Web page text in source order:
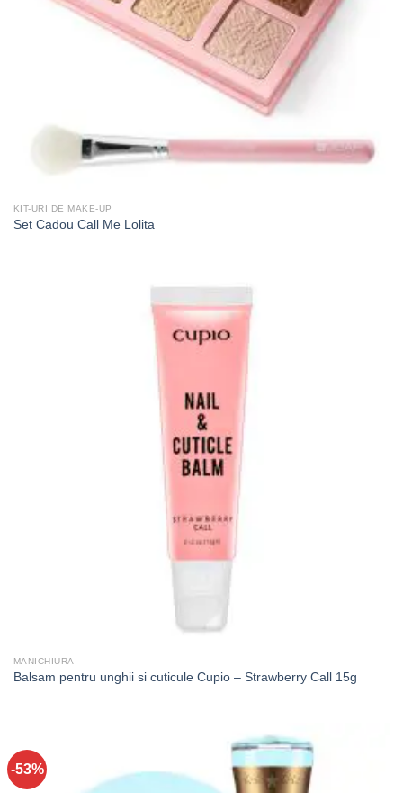
KIT-URI DE MAKE-UP
Set Cadou Call Me Lolita
MANICHIURA
Balsam pentru unghii si cuticule Cupio – Strawberry Call 15g
-53%